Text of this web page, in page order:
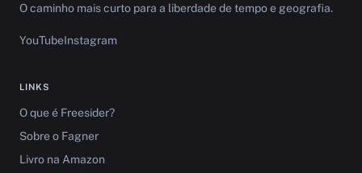
O caminho mais curto para a liberdade de tempo e geografia.
YouTubeInstagram
LINKS
O que é Freesider?
Sobre o Fagner
Livro na Amazon